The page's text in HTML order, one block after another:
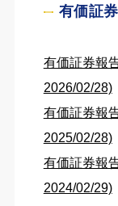
有価証
有価証券報
2026/02/28)
有価証券報
2025/02/28)
有価証券報
2024/02/29)